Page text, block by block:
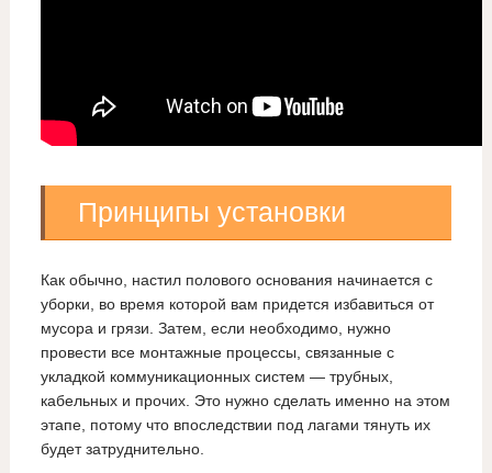
Принципы установки
Как обычно, настил полового основания начинается с
уборки, во время которой вам придется избавиться от
мусора и грязи. Затем, если необходимо, нужно
провести все монтажные процессы, связанные с
укладкой коммуникационных систем — трубных,
кабельных и прочих. Это нужно сделать именно на этом
этапе, потому что впоследствии под лагами тянуть их
будет затруднительно.